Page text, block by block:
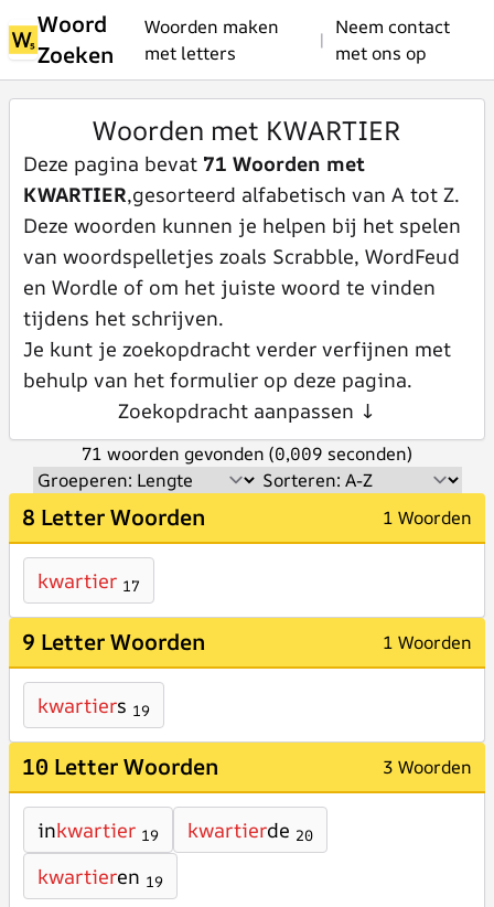
Woord
Zoeken
Woorden maken
met letters
|
Neem contact
met ons op
Woorden met KWARTIER
Deze pagina bevat 71 Woorden met
KWARTIER,gesorteerd alfabetisch van A tot Z.
Deze woorden kunnen je helpen bij het spelen
van woordspelletjes zoals Scrabble, WordFeud
en Wordle of om het juiste woord te vinden
tijdens het schrijven.
Je kunt je zoekopdracht verder verfijnen met
behulp van het formulier op deze pagina.
Zoekopdracht aanpassen ↓
71 woorden gevonden (0,009 seconden)
8 Letter Woorden 1 Woorden
kwartier 17
9 Letter Woorden 1 Woorden
kwartiers 19
10 Letter Woorden 3 Woorden
inkwartier 19 kwartierde 20
kwartieren 19